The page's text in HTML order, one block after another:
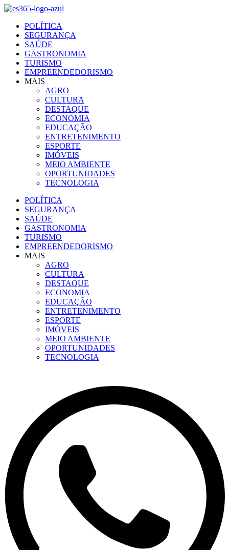
Ir
conteúdo
POLÍTICA
SEGURANÇA
SAÚDE
GASTRONOMIA
TURISMO
EMPREENDEDORISMO
MAIS
AGRO
CULTURA
DESTAQUE
ECONOMIA
EDUCAÇÃO
ENTRETENIMENTO
ESPORTE
IMÓVEIS
MEIO AMBIENTE
OPORTUNIDADES
TECNOLOGIA
POLÍTICA
SEGURANÇA
SAÚDE
GASTRONOMIA
TURISMO
EMPREENDEDORISMO
MAIS
AGRO
CULTURA
DESTAQUE
ECONOMIA
EDUCAÇÃO
ENTRETENIMENTO
ESPORTE
IMÓVEIS
MEIO AMBIENTE
OPORTUNIDADES
TECNOLOGIA